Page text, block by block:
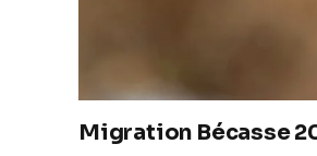
Migration Bécasse